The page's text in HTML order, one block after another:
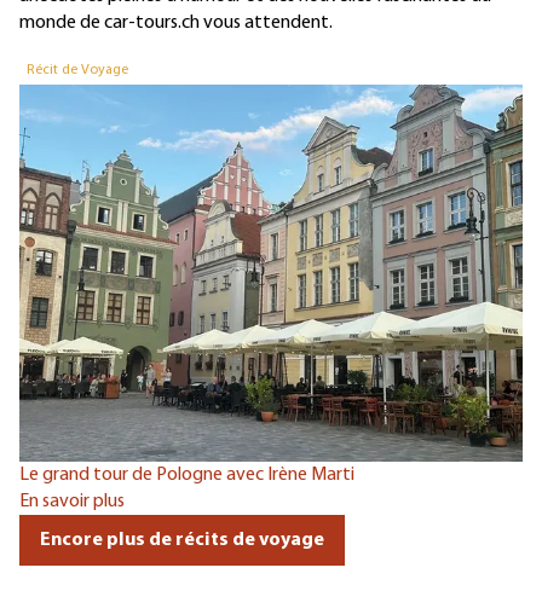
monde de car-tours.ch vous attendent.
Récit de Voyage
Le grand tour de Pologne avec Irène Marti
En savoir plus
Encore plus de récits de voyage